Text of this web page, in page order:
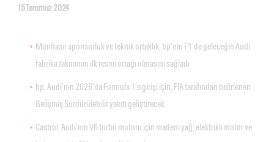
15 Temmuz 2024
Münhasır sponsorluk ve teknik ortaklık, bp’nin F1’de geleceğin Audi
fabrika takımının ilk resmi ortağı olmasını sağladı
bp, Audi’nin 2026’da Formula 1’e girişi için, FIA tarafından belirlenen
Gelişmiş Sürdürülebilir yakıtı geliştirecek
Castrol, Audi’nin V6 turbo motoru için madeni yağ; elektrikli motor ve